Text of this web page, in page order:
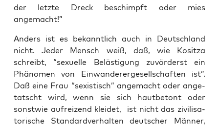
der letz­te Dreck beschimpft oder mies
angemacht!”
Anders ist es bekannt­lich auch in Deutsch­land
nicht. Jeder Mensch weiß, daß, wie Kositza
schreibt, “sexu­el­le Beläs­ti­gung zuvör­derst ein
Phä­no­men von Ein­wan­de­rer­ge­sell­schaf­ten ist”.
Daß eine Frau “sexis­tisch” ange­macht oder ange­
tatscht wird, wenn sie sich haut­be­tont oder
sonst­wie auf­rei­zend klei­det, ist nicht das zivi­li­sa­
to­ri­sche Stan­dard­ver­hal­ten deut­scher Män­ner,